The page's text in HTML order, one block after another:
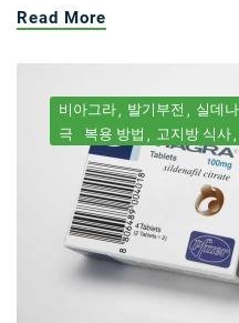
Read More
비아그라 발기부전 실데
극
복용 방법 고지방 식사